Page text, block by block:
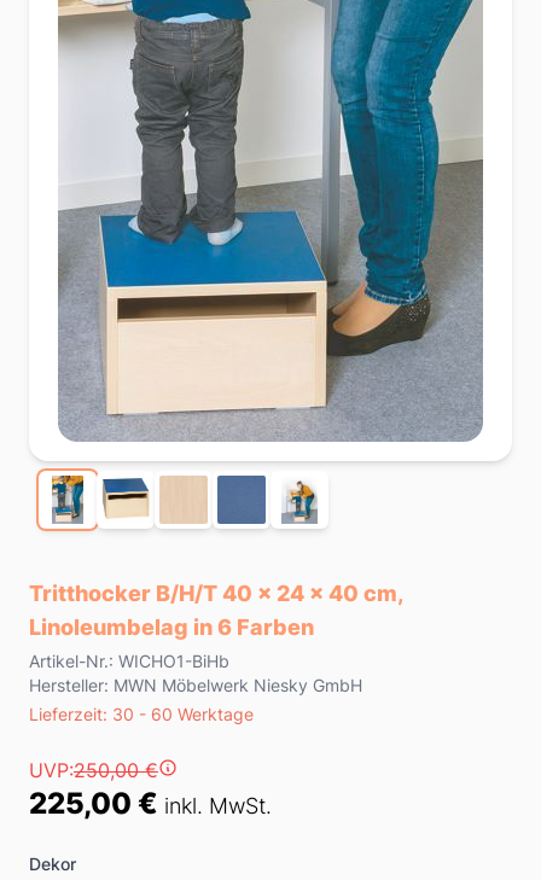
Tritthocker B/H/T 40 x 24 x 40 cm,
Linoleumbelag in 6 Farben
Product information
Artikel-Nr.: WICHO1-BiHb
Hersteller: MWN Möbelwerk Niesky GmbH
Lieferzeit
Lieferzeit: 30 - 60 Werktage
Preis
UVP:250,00 €
225,00 € inkl. MwSt.
Dekor